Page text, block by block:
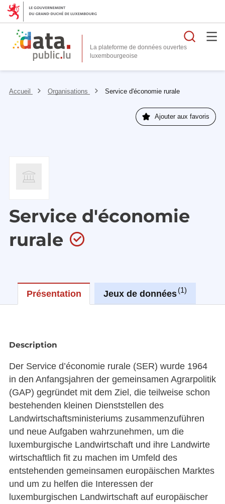
La plateforme de données ouvertes
Accueil Organisations Service d'économie rurale
Ajouter aux favoris
Service d'économie
rurale
Présentation Jeux de données 1
Description
Der Service d’économie rurale (SER) wurde 1964
in den Anfangsjahren der gemeinsamen Agrarpolitik
(GAP) gegründet mit dem Ziel, die teilweise schon
bestehenden kleinen Dienststellen des
Landwirtschaftsministeriums zusammenzuführen
und neue Aufgaben wahrzunehmen, um die
luxemburgische Landwirtschaft und ihre Landwirte
wirtschaftlich fit zu machen im Umfeld des
entstehenden gemeinsamen europäischen Marktes
und um zu helfen die Interessen der
luxemburgischen Landwirtschaft auf europäischer